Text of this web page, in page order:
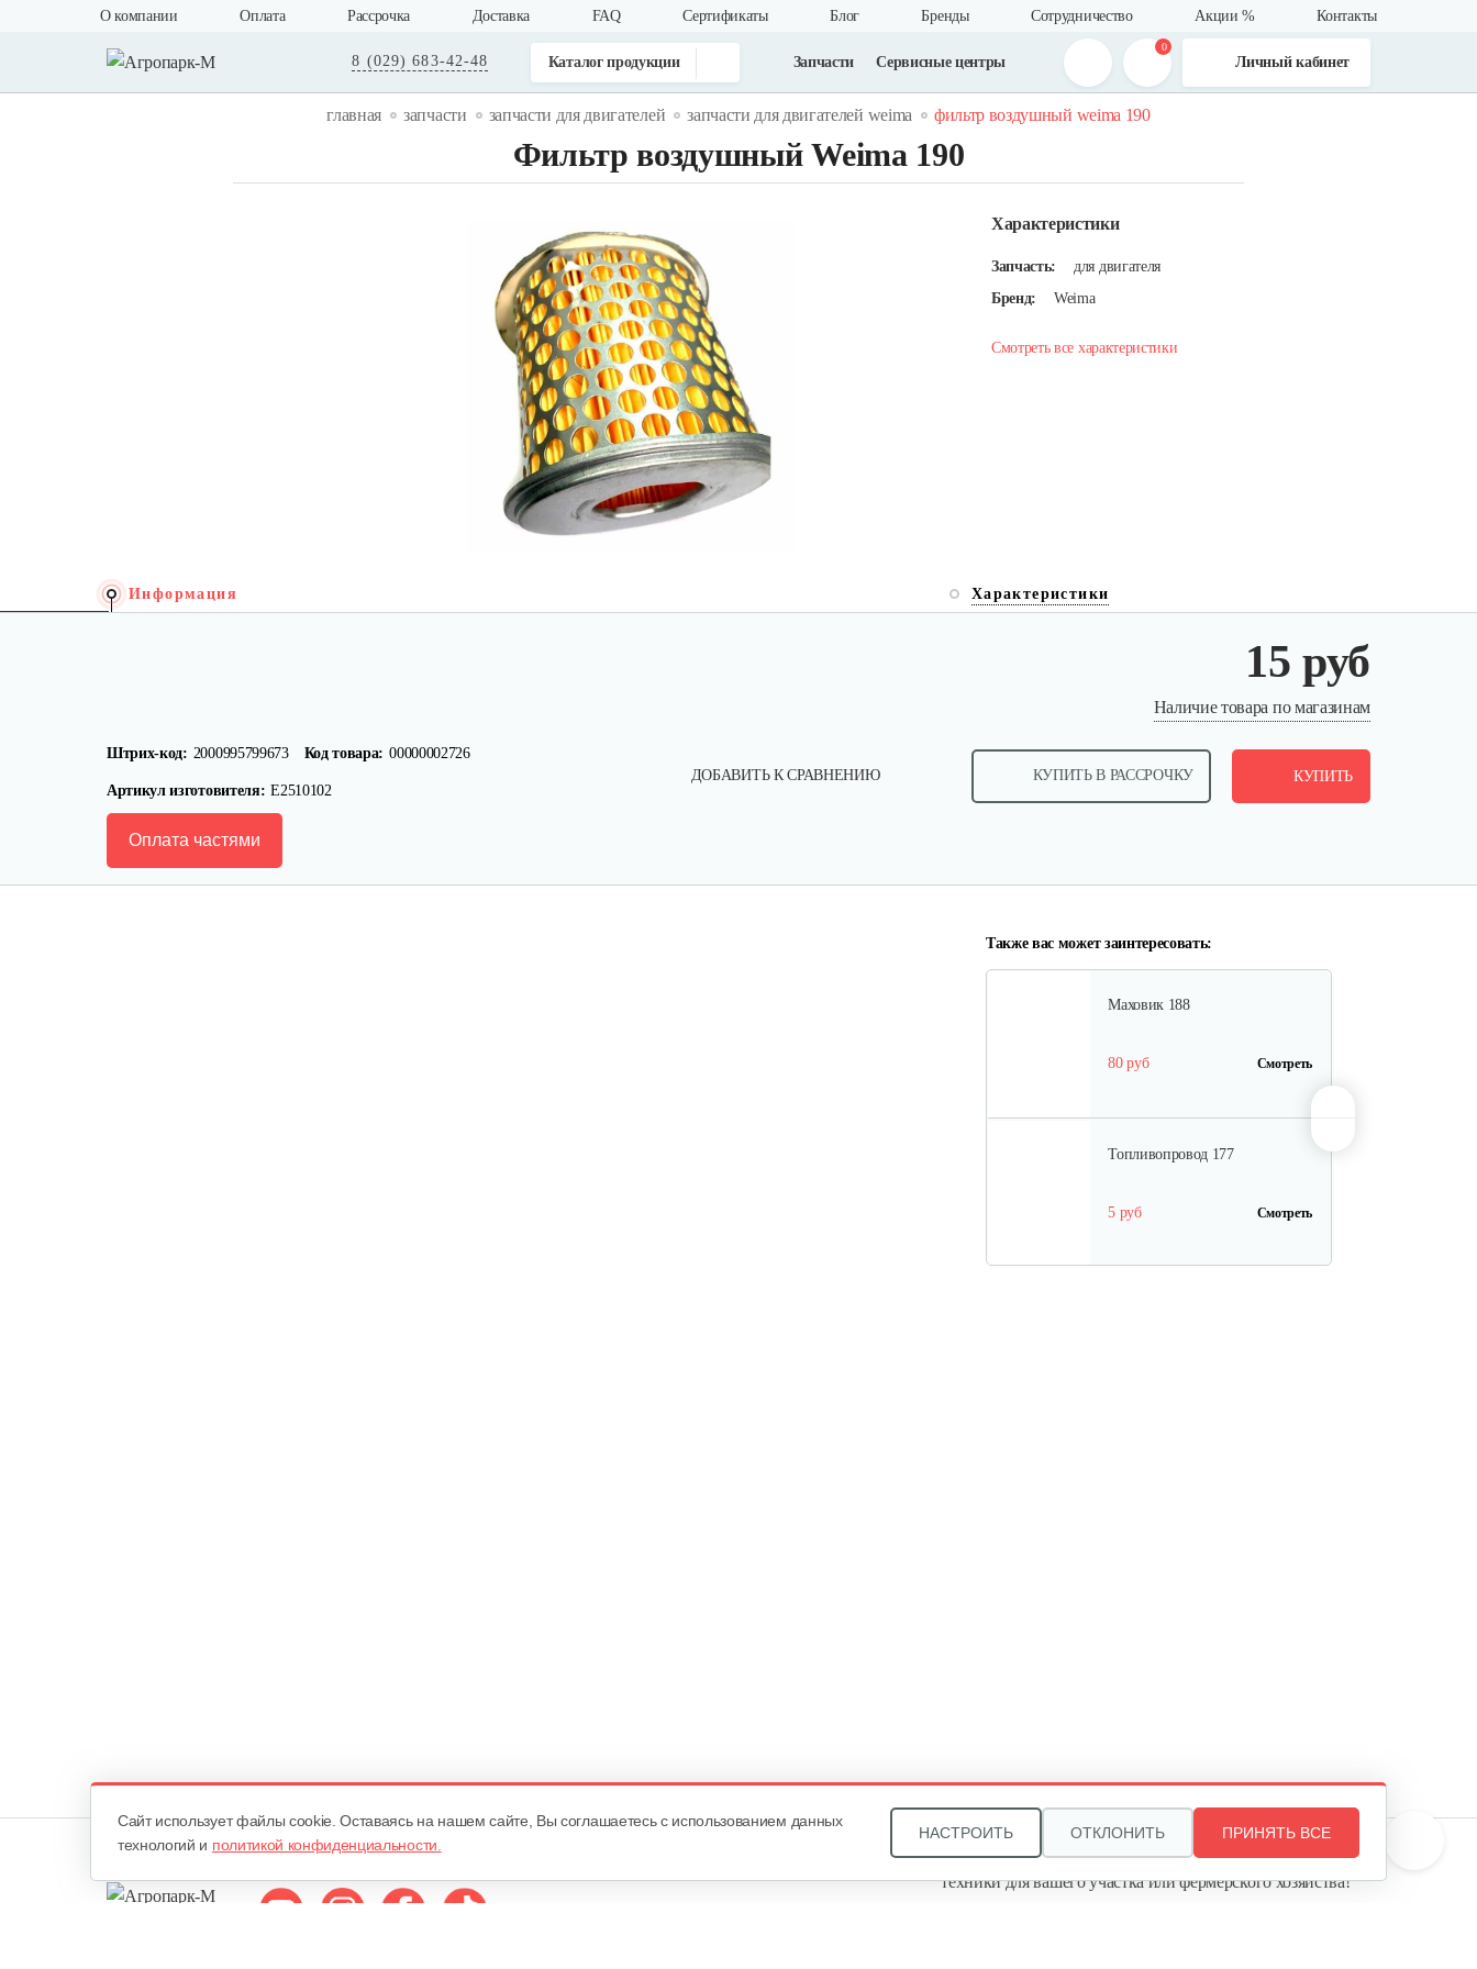
О компании Оплата Рассрочка Доставка FAQ Cертификаты Блог Бренды Сотрудничество Акции % Контакты
8 (029) 683-42-48 Каталог продукции Запчасти Сервисные центры
0
Личный кабинет
главная запчасти запчасти для двигателей запчасти для двигателей weima фильтр воздушный weima 190
Фильтр воздушный Weima 190
Характеристики
Запчасть:
для двигателя
Бренд:
Weima
Смотреть все характеристики
Информация Характеристики
15 руб
Наличие товара по магазинам
Штрих-код: 2000995799673 Код товара: 00000002726
Артикул изготовителя: E2510102
ДОБАВИТЬ К СРАВНЕНИЮ КУПИТЬ В РАССРОЧКУ КУПИТЬ
Оплата частями
Также вас может заинтересовать:
Палец поршневой 186 FB
Маховик 188
80 руб Смотреть
Топливопровод 177
5 руб Смотреть
30 руб Смотреть
Звоните, и мы поможем подобрать идеальный вариант
техники для вашего участка или фермерского хозяйства!
Cайт использует файлы cookie. Оставаясь на нашем сайте, Вы соглашаетесь с использованием данных
технологий и политикой конфиденциальности.
НАСТРОИТЬ ОТКЛОНИТЬ ПРИНЯТЬ ВСЕ